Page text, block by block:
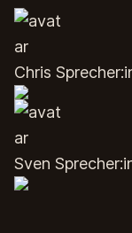
Chris
Sven